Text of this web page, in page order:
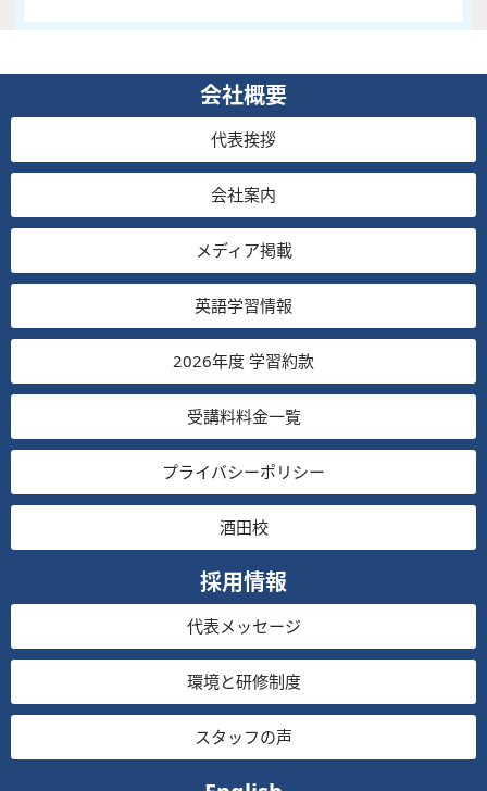
会社概要
代表挨拶
会社案内
メディア掲載
英語学習情報
2026年度 学習約款
受講料料金一覧
プライバシーポリシー
酒田校
採用情報
代表メッセージ
環境と研修制度
スタッフの声